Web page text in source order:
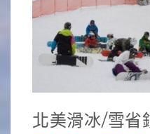
北美滑冰/雪省